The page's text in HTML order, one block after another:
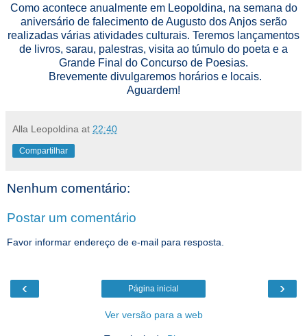
Como acontece anualmente em Leopoldina, na semana do
aniversário de falecimento de Augusto dos Anjos serão
realizadas várias atividades culturais. Teremos lançamentos
de livros, sarau, palestras, visita ao túmulo do poeta e a
Grande Final do Concurso de Poesias.
Brevemente divulgaremos horários e locais.
Aguardem!
Alla Leopoldina at 22:40
Compartilhar
Nenhum comentário:
Postar um comentário
Favor informar endereço de e-mail para resposta.
‹ ›
Página inicial
Ver versão para a web